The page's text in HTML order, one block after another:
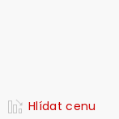
Hlídat cenu